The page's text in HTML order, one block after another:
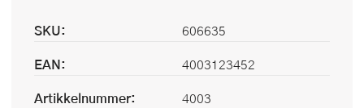
SKU:
606635
EAN:
4003123452
Artikkelnummer:
4003